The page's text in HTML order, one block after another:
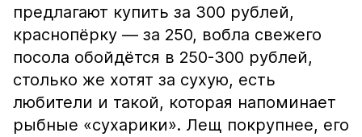
предлагают купить за 300 рублей,
краснопёрку — за 250, вобла свежего
посола обойдётся в 250-300 рублей,
столько же хотят за сухую, есть
любители и такой, которая напоминает
рыбные «сухарики». Лещ покрупнее, его